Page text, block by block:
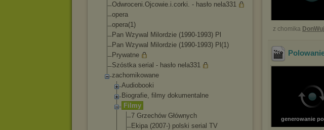
Odwroceni.Ojcowie.i.corki. - hasło nela331
opera
opera(1)
Pan Wzywal Milordzie (1990-1993) Pl
Pan Wzywal Milordzie (1990-1993) Pl(1)
Prywatne
Szóstka serial - hasło nela331
zachomikowane
Audiobooki
Biografie, filmy dokumentalne
Filmy
7 Grzechów Głównych
Ekipa (2007-) polski serial TV
z chomika
generowanie